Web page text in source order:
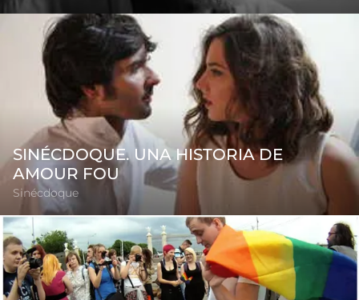
SINÉCDOQUE. UNA HISTORIA DE
AMOUR FOU
Sinécdoque